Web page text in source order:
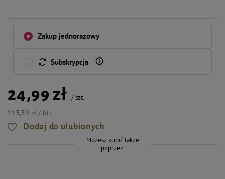
Zakup jednorazowy
Subskrypcja
24,99 zł /szt.
113,59 zł / litr
Dodaj do ulubionych
Możesz kupić także
poprzez: